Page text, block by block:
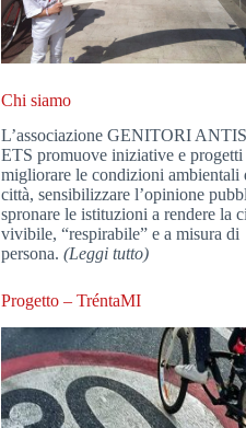
Chi siamo
L’associazione GENITORI
ETS promuove iniziative e progetti
migliorare le condizioni ambientali
città, sensibilizzare l’opinione
spronare le istituzioni a rendere la
vivibile, “respirabile” e a misura di
persona.(Leggi tutto)
Progetto – TréntaMI